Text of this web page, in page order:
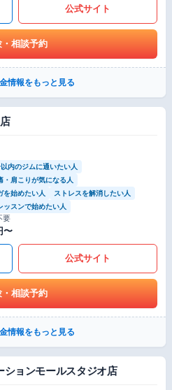
公式サイト
・相談予約
情報をもっと見る
内のジムに通いたい人
・肩こりが気になる人
を始めたい人
ストレスを解消したい人
ッスンで始めたい人
要
〜
公式サイト
・相談予約
情報をもっと見る
ションモールスタジオ店